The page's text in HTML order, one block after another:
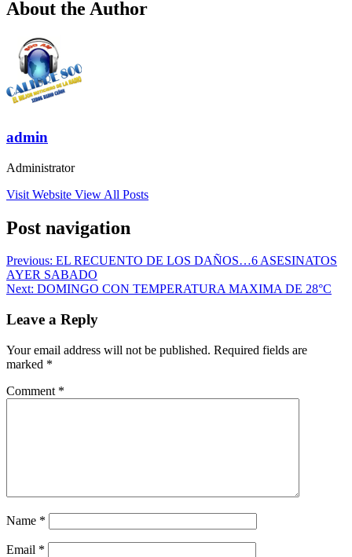
About the Author
admin
Administrator
Visit Website View All Posts
Post navigation
Previous: EL RECUENTO DE LOS DAÑOS…6 ASESINATOS
AYER SABADO
Next: DOMINGO CON TEMPERATURA MAXIMA DE 28°C
Leave a Reply
Your email address will not be published. Required fields are
marked *
Comment *
Name *
Email *